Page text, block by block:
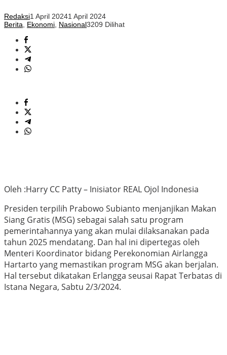
Redaksi1 April 20241 April 2024
Berita
Ekonomi Nasional3209 Dilihat
Oleh :Harry CC Patty – Inisiator REAL Ojol Indonesia
Presiden terpilih Prabowo Subianto menjanjikan Makan
Siang Gratis (MSG) sebagai salah satu program
pemerintahannya yang akan mulai dilaksanakan pada
tahun 2025 mendatang. Dan hal ini dipertegas oleh
Menteri Koordinator bidang Perekonomian Airlangga
Hartarto yang memastikan program MSG akan berjalan.
Hal tersebut dikatakan Erlangga seusai Rapat Terbatas di
Istana Negara, Sabtu 2/3/2024.